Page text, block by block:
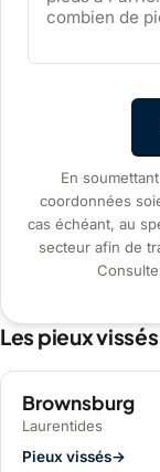
En
coordonnées
cas échéant, au
secteur afin de
Les pieux
Brownsburg
Laurentides
Pieux vissés→